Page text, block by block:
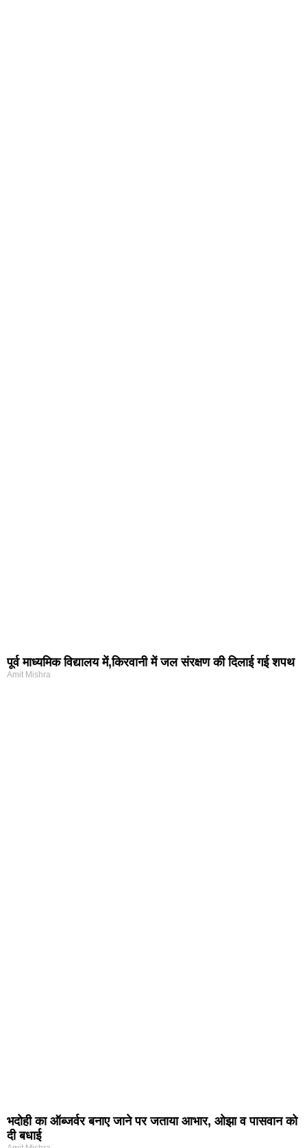
पूर्व माध्यमिक विद्यालय में,किरवानी में जल संरक्षण की दिलाई गई शपथ
Amit Mishra
भदोही का ऑब्जर्वर बनाए जाने पर जताया आभार, ओझा व पासवान को
दी बधाई